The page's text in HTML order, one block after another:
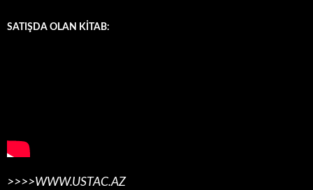
SATIŞDA OLAN KİTAB:
>>>>WWW.USTAC.AZ